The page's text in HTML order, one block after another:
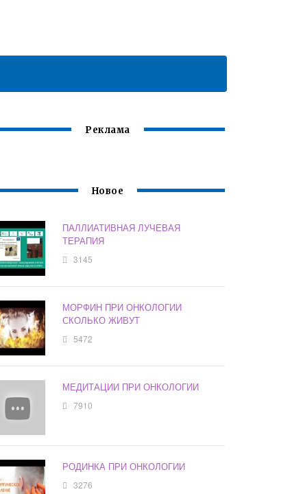
Реклама
Новое
ПАЛЛИАТИВНАЯ ЛУЧЕВАЯ
ТЕРАПИЯ
3145
МОРФИН ПРИ ОНКОЛОГИИ
СКОЛЬКО ЖИВУТ
5472
МЕДИТАЦИИ ПРИ ОНКОЛОГИИ
7910
РОДИНКА ПРИ ОНКОЛОГИИ
3276